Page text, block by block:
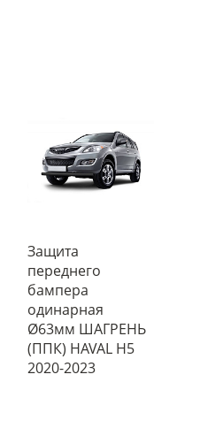
Защита
переднего
бампера
одинарная
Ø63мм ШАГРЕНЬ
(ППК) HAVAL H5
2020-2023